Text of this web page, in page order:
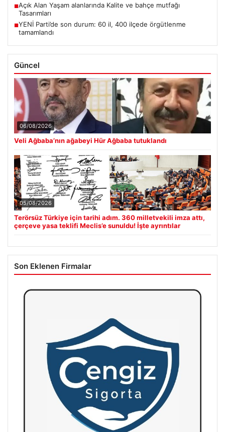
■Açık Alan Yaşam alanlarında Kalite ve bahçe mutfağı
Tasarımları
■YENİ Parti’de son durum: 60 il, 400 ilçede örgütlenme
tamamlandı
Güncel
06/08/2026
Veli Ağbaba’nın ağabeyi Hür Ağbaba tutuklandı
05/08/2026
Terörsüz Türkiye için tarihi adım. 360 milletvekili imza attı,
çerçeve yasa teklifi Meclis’e sunuldu! İşte ayrıntılar
Son Eklenen Firmalar